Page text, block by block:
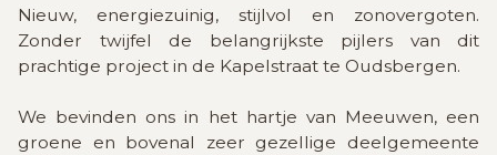
Nieuw, energiezuinig, stijlvol en zonovergoten.
Zonder twijfel de belangrijkste pijlers van dit
prachtige project in de Kapelstraat te Oudsbergen.
We bevinden ons in het hartje van Meeuwen, een
groene en bovenal zeer gezellige deelgemeente